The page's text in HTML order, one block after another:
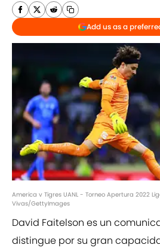
Add us as a
America v Tigres UANL - Torneo Apertura 2022
Vivas/GettyImages
David Faitelson es un
distingue por su gran